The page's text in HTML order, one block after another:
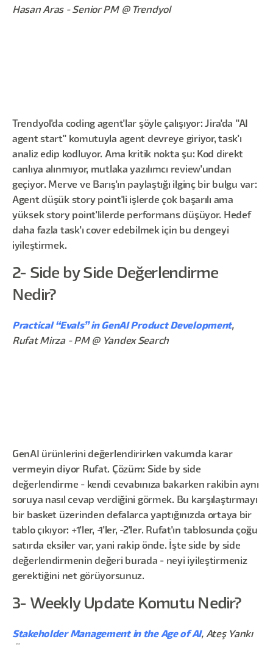
Hasan Aras - Senior PM @ Trendyol
Trendyol'da coding agent'lar şöyle çalışıyor: Jira'da "AI
agent start" komutuyla agent devreye giriyor, task'ı
analiz edip kodluyor. Ama kritik nokta şu: Kod direkt
canlıya alınmıyor, mutlaka yazılımcı review'undan
geçiyor. Merve ve Barış'ın paylaştığı ilginç bir bulgu var:
Agent düşük story point'li işlerde çok başarılı ama
yüksek story point'lilerde performans düşüyor. Hedef
daha fazla task'ı cover edebilmek için bu dengeyi
iyileştirmek.
2- Side by Side Değerlendirme
Nedir?
Practical “Evals” in GenAI Product Development,
Rufat Mirza - PM @ Yandex Search
GenAI ürünlerini değerlendirirken vakumda karar
vermeyin diyor Rufat. Çözüm: Side by side
değerlendirme - kendi cevabınıza bakarken rakibin aynı
soruya nasıl cevap verdiğini görmek. Bu karşılaştırmayı
bir basket üzerinden defalarca yaptığınızda ortaya bir
tablo çıkıyor: +1'ler, -1'ler, -2'ler. Rufat'ın tablosunda çoğu
satırda eksiler var, yani rakip önde. İşte side by side
değerlendirmenin değeri burada - neyi iyileştirmeniz
gerektiğini net görüyorsunuz.
3- Weekly Update Komutu Nedir?
Stakeholder Management in the Age of AI, Ateş Yankı